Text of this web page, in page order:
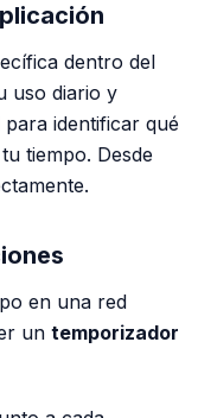
dentro del
uso diario y
identificar qué
tiempo. Desde
en una red
un temporizador